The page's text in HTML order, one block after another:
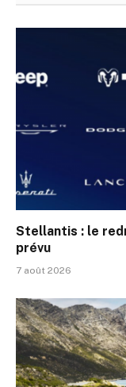
Stellantis : le
prévu
7 août 2026